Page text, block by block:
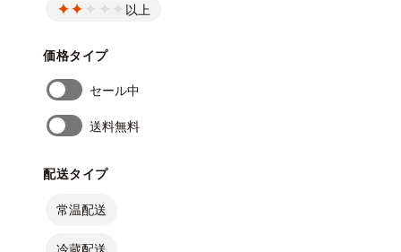
以上
価格タイプ
セール中
送料無料
配送タイプ
常温配送
冷蔵配送